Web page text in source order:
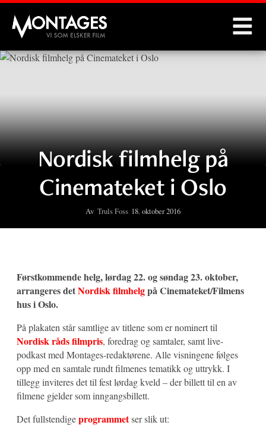
Montages
Nordisk filmhelg på
Cinemateket i Oslo
Av Truls Foss 18. oktober 2016
Førstkommende helg, lørdag 22. og søndag 23. oktober,
arrangeres detNordisk filmhelgpå Cinemateket/Filmens
hus i Oslo.
På plakaten står samtlige av titlene som er nominert til
Nordisk råds filmpris, foredrag og samtaler, samt live-
podkast med Montages-redaktørene. Alle visningene følges
opp med en samtale rundt filmenes tematikk og uttrykk. I
tillegg inviteres det til fest lørdag kveld – der billett til en av
filmene gjelder som inngangsbillett.
Det fullstendigeprogrammetser slik ut: